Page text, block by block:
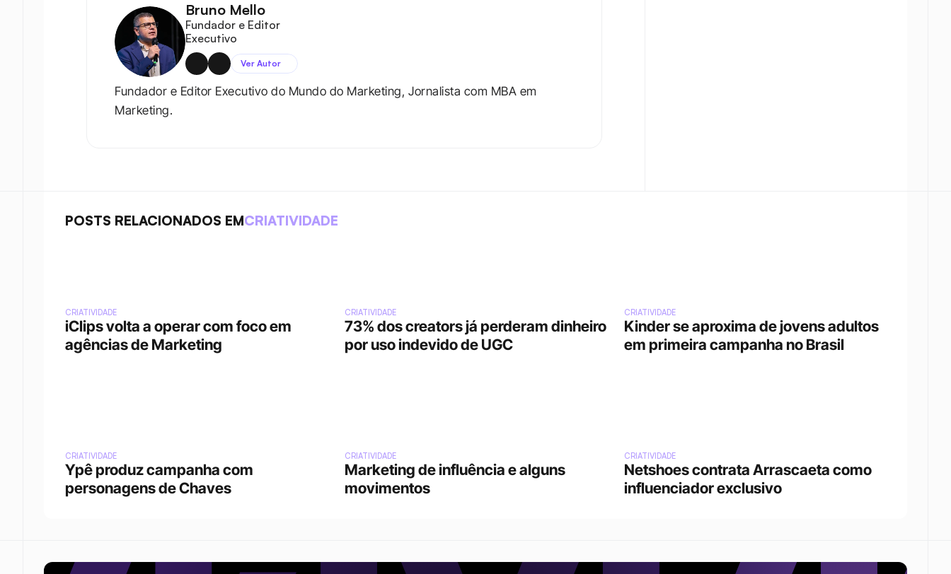
Bruno Mello
Fundador e Editor
Executivo
Ver Autor
Fundador e Editor Executivo do Mundo do Marketing, Jornalista com MBA em
Marketing.
POSTS RELACIONADOS EMCRIATIVIDADE
CRIATIVIDADE
iClips volta a operar com foco em
agências de Marketing
CRIATIVIDADE
73% dos creators já perderam dinheiro
por uso indevido de UGC
CRIATIVIDADE
Kinder se aproxima de jovens adultos
em primeira campanha no Brasil
CRIATIVIDADE
Ypê produz campanha com
personagens de Chaves
CRIATIVIDADE
Marketing de influência e alguns
movimentos
CRIATIVIDADE
Netshoes contrata Arrascaeta como
influenciador exclusivo